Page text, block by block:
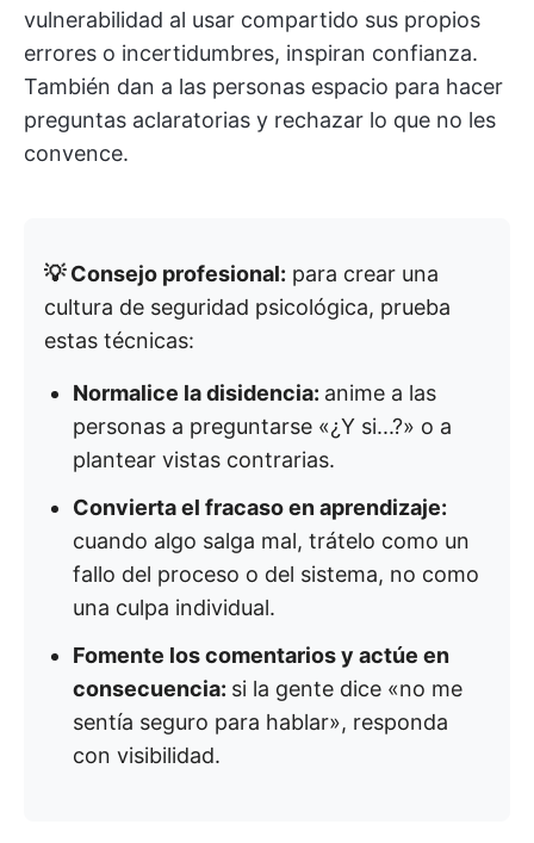
vulnerabilidad al usar compartido sus propios
errores o incertidumbres, inspiran confianza.
También dan a las personas espacio para hacer
preguntas aclaratorias y rechazar lo que no les
convence.
💡 Consejo profesional: para crear una
cultura de seguridad psicológica, prueba
estas técnicas:
Normalice la disidencia: anime a las
personas a preguntarse «¿Y si...?» o a
plantear vistas contrarias.
Convierta el fracaso en aprendizaje:
cuando algo salga mal, trátelo como un
fallo del proceso o del sistema, no como
una culpa individual.
Fomente los comentarios y actúe en
consecuencia: si la gente dice «no me
sentía seguro para hablar», responda
con visibilidad.